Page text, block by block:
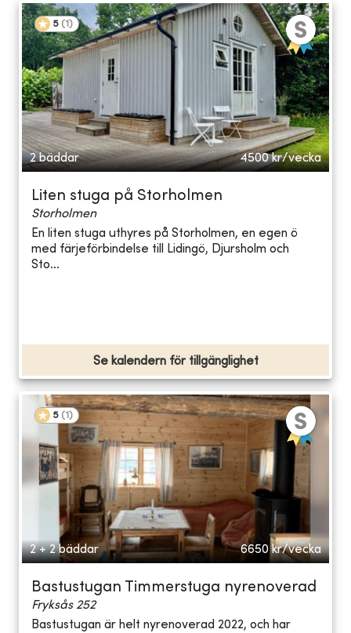
5 (1 )
2 bäddar 4500 kr/vecka
Liten stuga på Storholmen
Storholmen
En liten stuga uthyres på Storholmen, en egen ö
med färjeförbindelse till Lidingö, Djursholm och
Sto...
Se kalendern för tillgänglighet
5 (1 )
2 + 2 bäddar 6650 kr/vecka
Bastustugan Timmerstuga nyrenoverad
Fryksås 252
Bastustugan är helt nyrenoverad 2022, och har